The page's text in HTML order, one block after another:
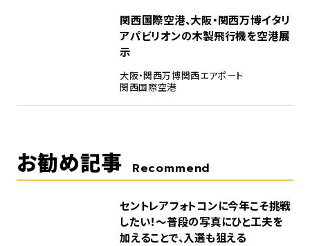
関西国際空港、大阪・関西万博イタリ
アパビリオンの木製飛行機を空港展
示
大阪・関西万博関西エアポート
関西国際空港
お勧め記事 Recommend
セントレアフォトコンに今年こそ挑戦
したい！～普段の写真にひと工夫を
加えることで、入選も狙える